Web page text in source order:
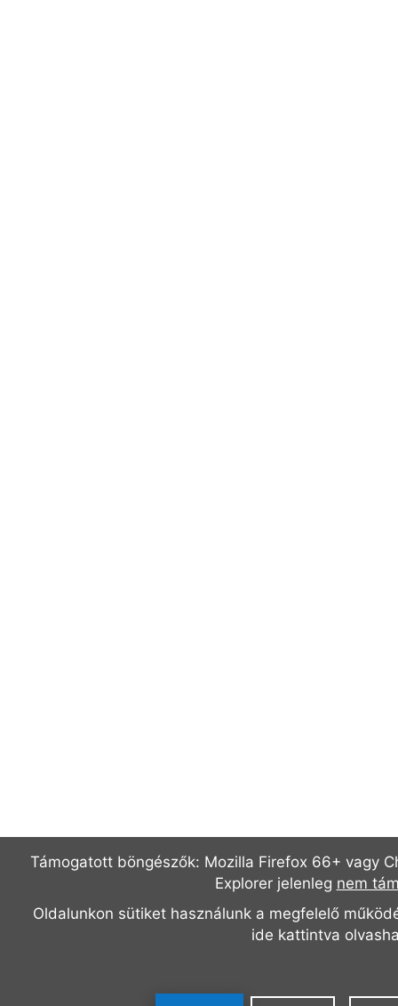
Támogatott böngészők: Mozilla Firefox 66+ vagy
Explorer jelenleg nem
Oldalunkon sütiket használunk a megfelelő
ide kattintva